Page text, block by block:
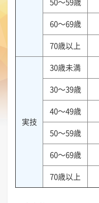
60～69歳
70歳以上
実技
30歳未満
30～39歳
40～49歳
50～59歳
60～69歳
70歳以上